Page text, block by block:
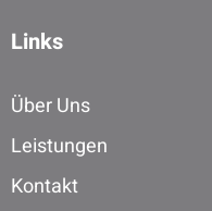
Links
Über Uns
Leistungen
Kontakt